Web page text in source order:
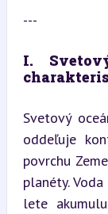
---
I.
Svetový
oddeľuje
povrchu
planéty.
lete